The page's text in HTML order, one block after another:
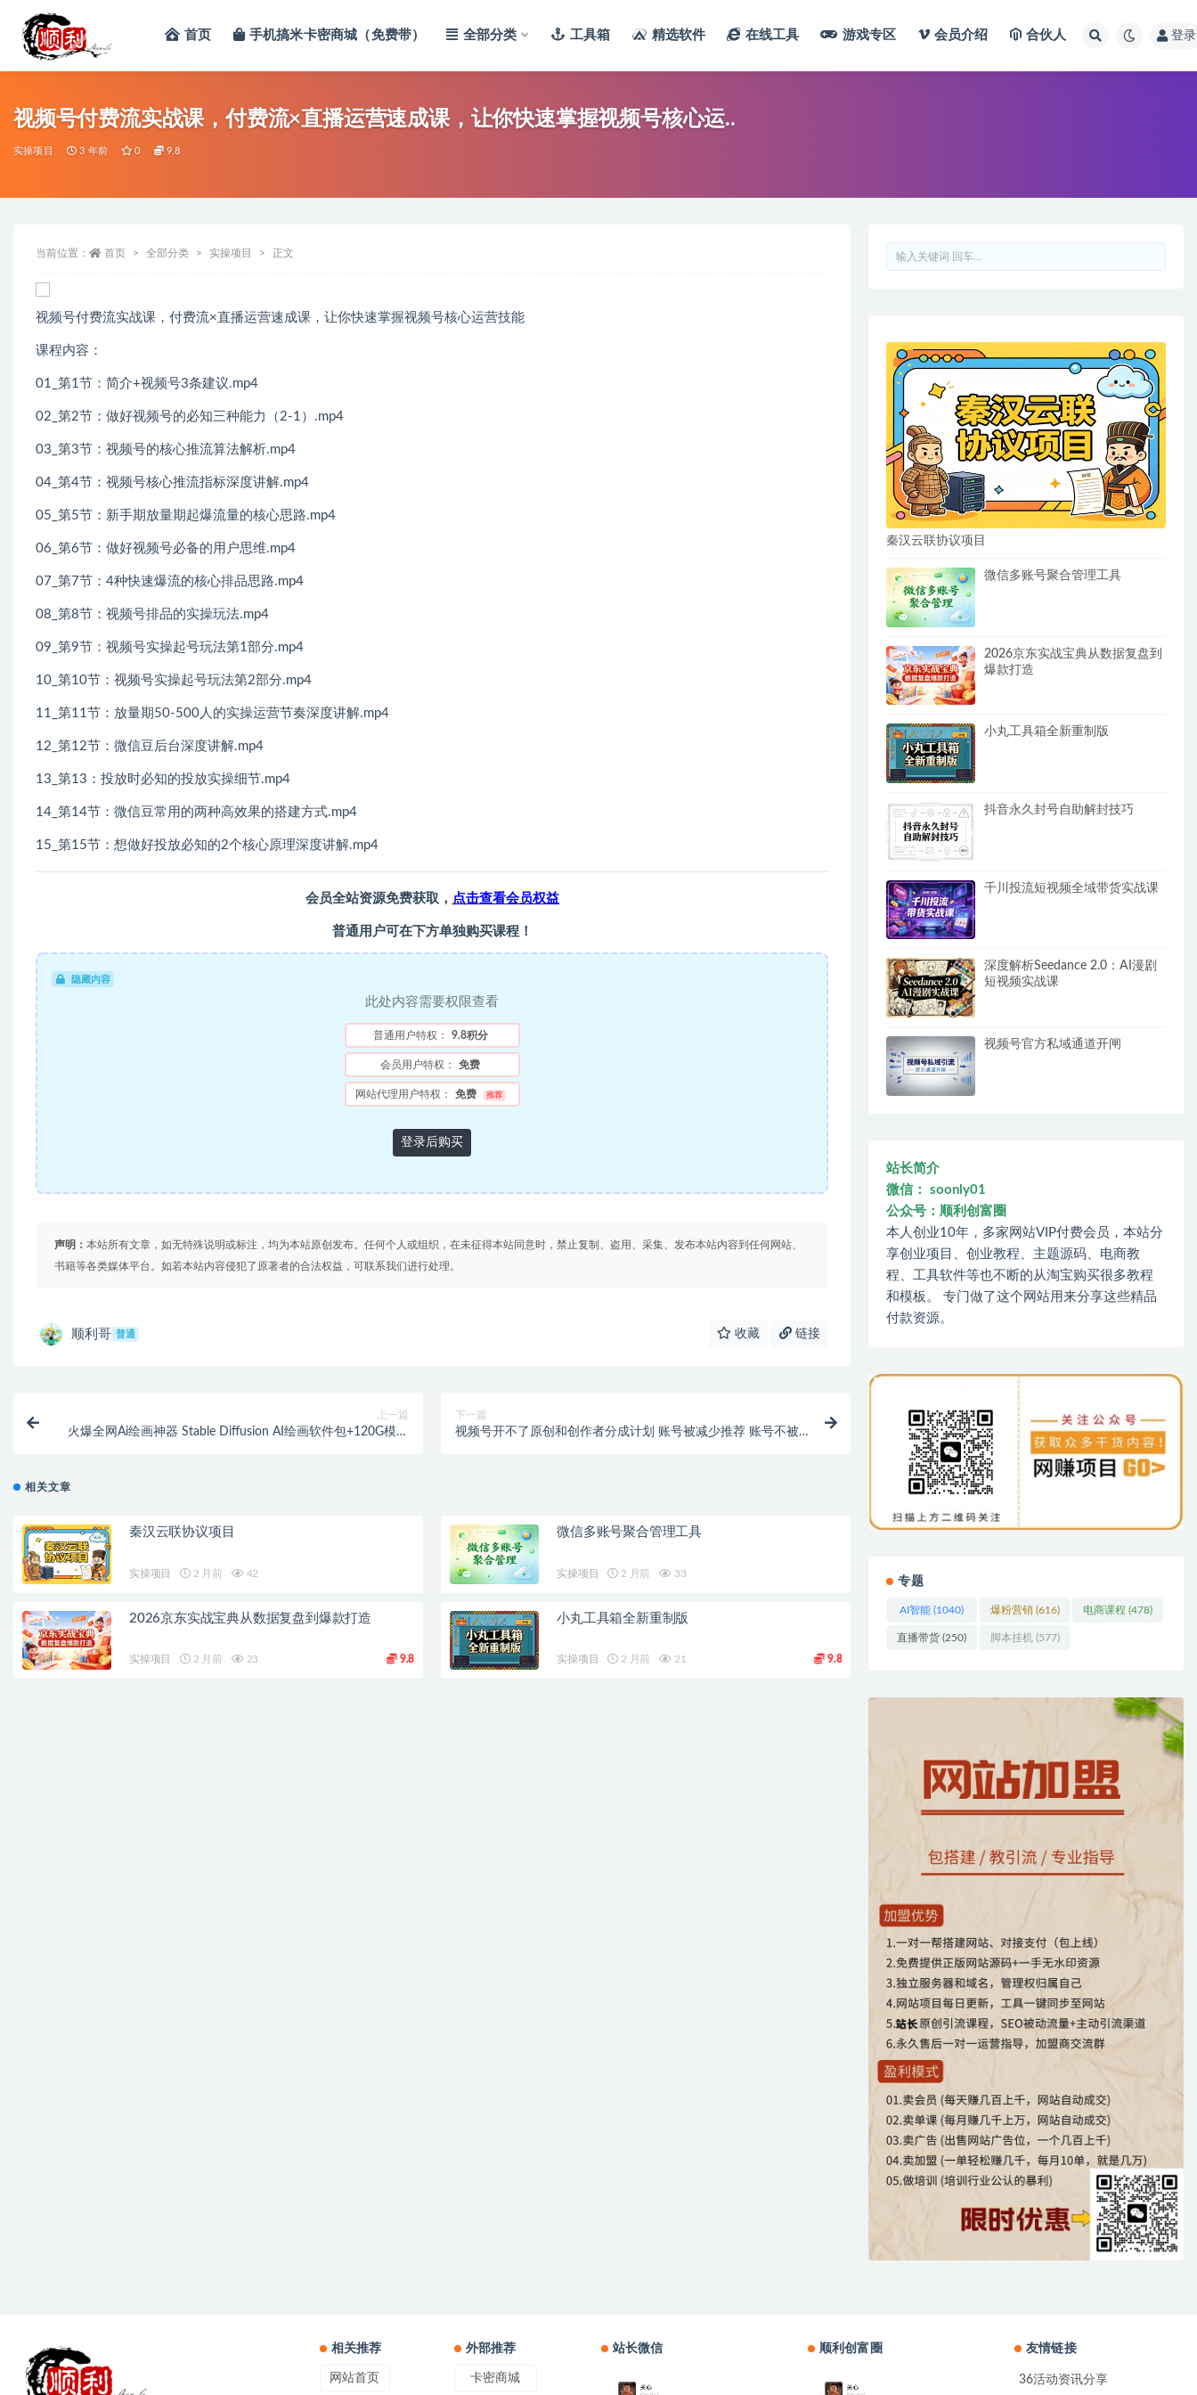
首页 手机搞米卡密商城（免费带） 全部分类 工具箱 精选软件 在线工具 游戏专区 会员介绍 合伙人 登录
视频号付费流实战课，付费流×直播运营速成课，让你快速掌握视频号核心运..
实操项目 3 年前 0 9.8
当前位置： 首页 全部分类 实操项目 正文
视频号付费流实战课，付费流×直播运营速成课，让你快速掌握视频号核心运营技能
课程内容：
01_第1节：简介+视频号3条建议.mp4
02_第2节：做好视频号的必知三种能力（2-1）.mp4
03_第3节：视频号的核心推流算法解析.mp4
04_第4节：视频号核心推流指标深度讲解.mp4
05_第5节：新手期放量期起爆流量的核心思路.mp4
06_第6节：做好视频号必备的用户思维.mp4
07_第7节：4种快速爆流的核心排品思路.mp4
08_第8节：视频号排品的实操玩法.mp4
09_第9节：视频号实操起号玩法第1部分.mp4
10_第10节：视频号实操起号玩法第2部分.mp4
11_第11节：放量期50-500人的实操运营节奏深度讲解.mp4
12_第12节：微信豆后台深度讲解.mp4
13_第13：投放时必知的投放实操细节.mp4
14_第14节：微信豆常用的两种高效果的搭建方式.mp4
15_第15节：想做好投放必知的2个核心原理深度讲解.mp4
会员全站资源免费获取， 点击查看会员权益
普通用户可在下方单独购买课程！
隐藏内容
此处内容需要权限查看
普通用户特权： 9.8积分
会员用户特权： 免费
网站代理用户特权： 免费 推荐
登录后购买
声明： 本站所有文章，如无特殊说明或标注，均为本站原创发布。任何个人或组织，在未征得本站同意时，禁止复制、盗用、采集、发布本站内容到任何网站、
书籍等各类媒体平台。如若本站内容侵犯了原著者的合法权益，可联系我们进行处理。
顺利哥 普通 收藏 链接
上一篇
火爆全网Ai绘画神器 Stable Diffusion AI绘画软件包+120G模型
下一篇
视频号开不了原创和创作者分成计划 账号被减少推荐 账号不被
相关文章
秦汉云联协议项目
实操项目 2 月前 42
微信多账号聚合管理工具
实操项目 2 月前 33
2026京东实战宝典从数据复盘到爆款打造
实操项目 2 月前 23 9.8
小丸工具箱全新重制版
实操项目 2 月前 21 9.8
秦汉云联协议项目
微信多账号聚合管理工具
2026京东实战宝典从数据复盘到
爆款打造
小丸工具箱全新重制版
抖音永久封号自助解封技巧
千川投流短视频全域带货实战课
深度解析Seedance 2.0：AI漫剧
短视频实战课
视频号官方私域通道开闸
站长简介
微信： soonly01
公众号：顺利创富圈
本人创业10年，多家网站VIP付费会员，本站分
享创业项目、创业教程、主题源码、电商教
程、工具软件等也不断的从淘宝购买很多教程
和模板。 专门做了这个网站用来分享这些精品
付款资源。
专题
AI智能 (1040) 爆粉营销(616) 电商课程 (478)
直播带货 (250) 脚本挂机(577)
相关推荐
网站首页
外部推荐
卡密商城
站长微信 顺利创富圈 友情链接
36活动资讯分享